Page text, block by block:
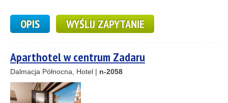
OPIS WYŚLIJ ZAPYTANIE
Aparthotel w centrum Zadaru
Dalmacja Północna, Hotel | n-2058